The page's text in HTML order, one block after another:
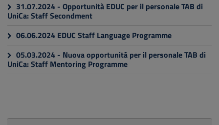
31.07.2024 - Opportunità EDUC per il personale TAB di
UniCa: Staff Secondment
06.06.2024 EDUC Staff Language Programme
05.03.2024 - Nuova opportunità per il personale TAB di
UniCa: Staff Mentoring Programme